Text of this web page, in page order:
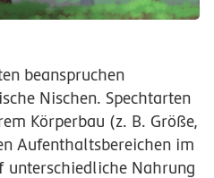
beanspruchen
Nischen. Spechtarten
Körperbau (z. B. Größe,
Aufenthaltsbereichen im
unterschiedliche Nahrung